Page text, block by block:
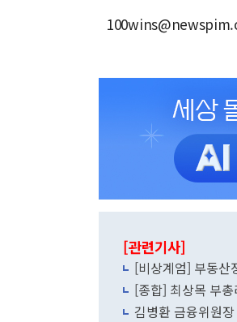
[관련기사]
[비상계엄] 부동산
[종합] 최상목 부
김병환 금융위원